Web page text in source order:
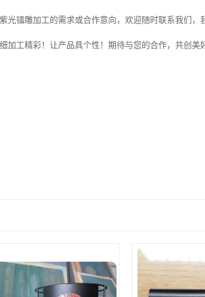
光镭雕加工的需求或合作意向，欢迎随时联系我们，
加工精彩！让产品具个性！期待与您的合作，共创美